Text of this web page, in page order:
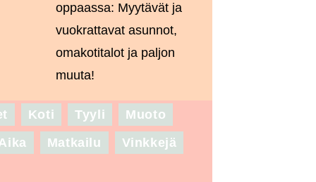
oppaassa: Myytävät ja
vuokrattavat asunnot,
omakotitalot ja paljon
muuta!
Koti Tyyli
Muoto
Matkailu Vinkkejä